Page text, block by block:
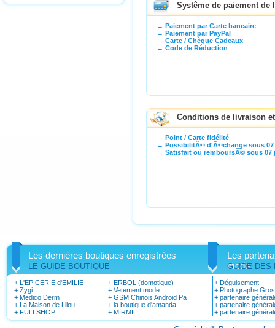
Systême de paiement de
→ Paiement par Carte bancaire
→ Paiement par PayPal
→ Carte / Chèque Cadeaux
→ Code de Réduction
Conditions de livraison
→ Point / Carte fidélité
→ PossibilitÃ© d'Ã©change sous 07
→ Satisfait ou remboursÃ© sous 07
Les dernières boutiques enregistrées
LE GUIDE BOUTIQUE
Les
mode
GUIDE DES
+ L'EPICERIE d'EMILIE
+ Zygi
+ Medico Derm
+ La Maison de Lilou
+ FULLSHOP
+ ERBOL (domotique)
+ Vetement mode
+ GSM Chinois Android Pa
+ la boutique d'amanda
+ MIRMIL
+ Déguisement
+ Photographe
+ partenaire
+ partenaire
+ partenaire